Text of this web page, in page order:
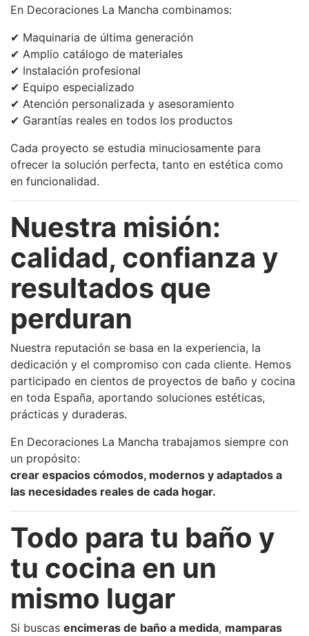
En Decoraciones La Mancha combinamos:
✔ Maquinaria de última generación
✔ Amplio catálogo de materiales
✔ Instalación profesional
✔ Equipo especializado
✔ Atención personalizada y asesoramiento
✔ Garantías reales en todos los productos
Cada proyecto se estudia minuciosamente para
ofrecer la solución perfecta, tanto en estética como
en funcionalidad.
Nuestra misión:
calidad, confianza y
resultados que
perduran
Nuestra reputación se basa en la experiencia, la
dedicación y el compromiso con cada cliente. Hemos
participado en cientos de proyectos de baño y cocina
en toda España, aportando soluciones estéticas,
prácticas y duraderas.
En Decoraciones La Mancha trabajamos siempre con
un propósito:
crear espacios cómodos, modernos y adaptados a
las necesidades reales de cada hogar.
Todo para tu baño y
tu cocina en un
mismo lugar
Si buscas encimeras de baño a medida, mamparas